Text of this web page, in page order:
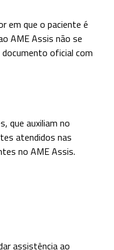
em que o paciente é
AME Assis não se
oficial com
que auxiliam no
atendidos nas
no AME Assis.
assistência ao